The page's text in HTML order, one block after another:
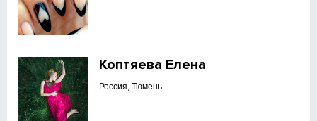
Коптяева Елена
Россия, Тюмень